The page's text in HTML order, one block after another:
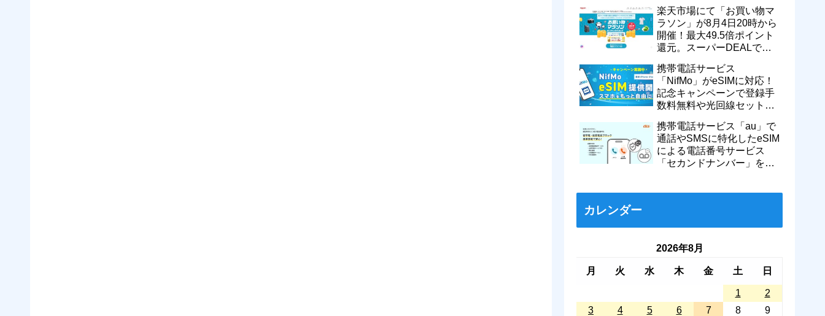
に
楽天市場にて「お買い物マ
ラソン」が8月4日20時から
開催！最大49.5倍ポイント
還元。スーパーDEALで
など
携帯電話サービス
「NifMo」がeSIMに対応！
記念キャンペーンで登録手
数料無料や光回線セットで
770円割引に
携帯電話サービス「au」で
通話やSMSに特化したeSIM
による電話番号サービス
「セカンドナンバー」を提
カレンダー
2026年8月
月 火 水 木 金 土 日
1
2
3
4 5 6 7 8 9